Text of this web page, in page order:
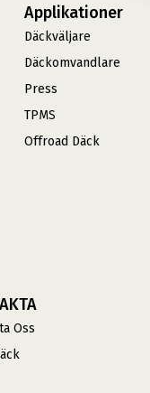
Applikationer
Däckväljare
Däckomvandlare
Press
TPMS
Offroad Däck
Oss